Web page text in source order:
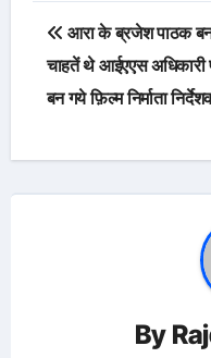
Post
navigation
आरा के ब्रजेश पाठक
चाहतें थे आईएएस अधिकारी
बन गये फ़िल्म निर्माता
By